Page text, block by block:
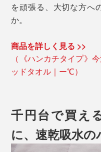
を頑張る、大切な方へ
か。
商品を詳しく見る >>
（《ハンカチタイプ》
ッドタオル｜ー℃）
千円台で買え
に、速乾吸水